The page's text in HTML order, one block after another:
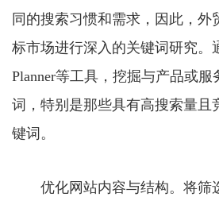
同的搜索习惯和需求，因此，外
标市场进行深入的关键词研究。
Planner等工具，挖掘与产品或
词，特别是那些具有高搜索量且
键词。
优化网站内容与结构。将筛